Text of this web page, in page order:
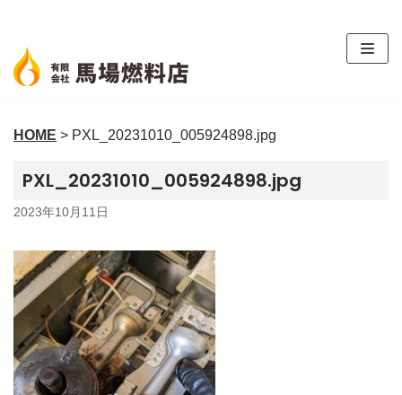
ン
テ
ン
へ
キ
ッ
HOME > PXL_20231010_005924898.jpg
PXL_20231010_005924898.jpg
2023年10月11日